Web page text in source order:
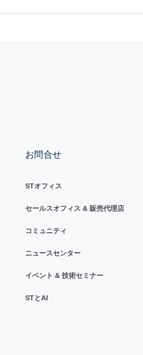
お問合せ
STオフィス
セールスオフィス & 販売代理店
コミュニティ
ニュースセンター
イベント & 技術セミナー
STとAI